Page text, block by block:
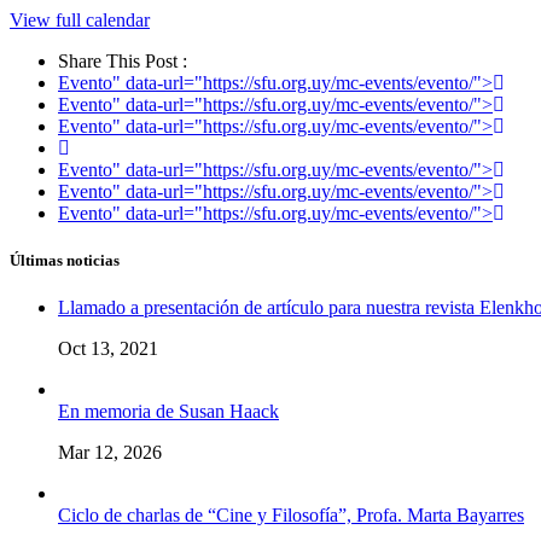
View full calendar
Share This Post :
Evento" data-url="https://sfu.org.uy/mc-events/evento/">
Evento" data-url="https://sfu.org.uy/mc-events/evento/">
Evento" data-url="https://sfu.org.uy/mc-events/evento/">
Evento" data-url="https://sfu.org.uy/mc-events/evento/">
Evento" data-url="https://sfu.org.uy/mc-events/evento/">
Evento" data-url="https://sfu.org.uy/mc-events/evento/">
Últimas noticias
Llamado a presentación de artículo para nuestra revista
Oct 13, 2021
En memoria de Susan Haack
Mar 12, 2026
Ciclo de charlas de “Cine y Filosofía”, Profa. Marta Bayarres